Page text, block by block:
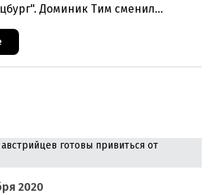
Доминик Тим сменил
Марселя Хиршера в
года. На выбо
2020